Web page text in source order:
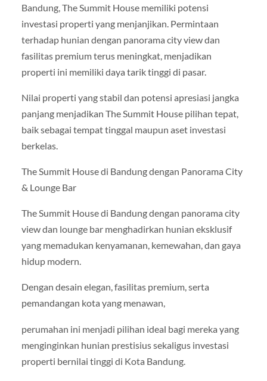
Bandung, The Summit House memiliki potensi
investasi properti yang menjanjikan. Permintaan
terhadap hunian dengan panorama city view dan
fasilitas premium terus meningkat, menjadikan
properti ini memiliki daya tarik tinggi di pasar.
Nilai properti yang stabil dan potensi apresiasi jangka
panjang menjadikan The Summit House pilihan tepat,
baik sebagai tempat tinggal maupun aset investasi
berkelas.
The Summit House di Bandung dengan Panorama City
& Lounge Bar
The Summit House di Bandung dengan panorama city
view dan lounge bar menghadirkan hunian eksklusif
yang memadukan kenyamanan, kemewahan, dan gaya
hidup modern.
Dengan desain elegan, fasilitas premium, serta
pemandangan kota yang menawan,
perumahan ini menjadi pilihan ideal bagi mereka yang
menginginkan hunian prestisius sekaligus investasi
properti bernilai tinggi di Kota Bandung.